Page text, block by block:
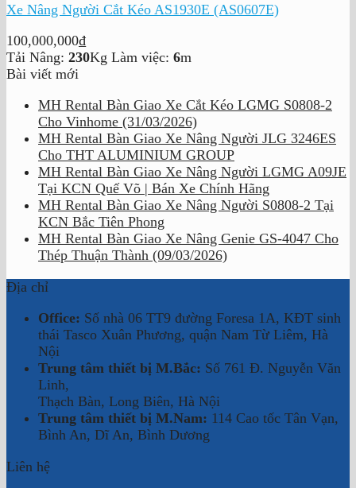
Xe Nâng Người Cắt Kéo AS1930E (AS0607E)
100,000,000₫
Tải Nâng: 230Kg Làm việc: 6m
Bài viết mới
MH Rental Bàn Giao Xe Cắt Kéo LGMG S0808-2
Cho Vinhome (31/03/2026)
MH Rental Bàn Giao Xe Nâng Người JLG 3246ES
Cho THT ALUMINIUM GROUP
MH Rental Bàn Giao Xe Nâng Người LGMG A09JE
Tại KCN Quế Võ | Bán Xe Chính Hãng
MH Rental Bàn Giao Xe Nâng Người S0808-2 Tại
KCN Bắc Tiên Phong
MH Rental Bàn Giao Xe Nâng Genie GS-4047 Cho
Thép Thuận Thành (09/03/2026)
Địa chỉ
Office: Số nhà 06 TT9 đường Foresa 1A, KĐT sinh
thái Tasco Xuân Phương, quận Nam Từ Liêm, Hà
Nội
Trung tâm thiết bị M.Bắc: Số 761 Đ. Nguyễn Văn
Linh,
Thạch Bàn, Long Biên, Hà Nội
Trung tâm thiết bị M.Nam: 114 Cao tốc Tân Vạn,
Bình An, Dĩ An, Bình Dương
Liên hệ